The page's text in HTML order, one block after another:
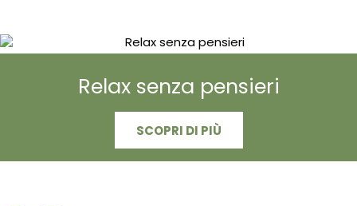
Relax senza pensieri
SCOPRI DI PIÙ